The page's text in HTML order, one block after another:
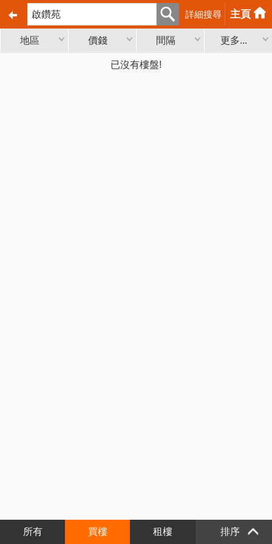
詳細搜尋 主頁
地區 價錢 間隔 更多...
已沒有樓盤!
所有 買樓 租樓 排序